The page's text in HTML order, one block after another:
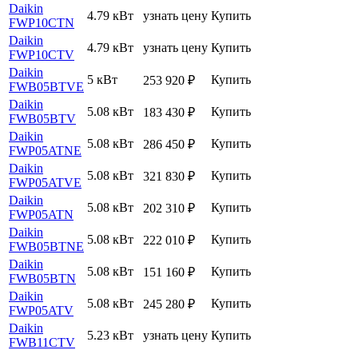
Daikin
FWP10CTN
4.79 кВт узнать цену Купить
Daikin
FWP10CTV
4.79 кВт узнать цену Купить
Daikin
FWB05BTVE
5 кВт 253 920 ₽
Купить
Daikin
FWB05BTV
5.08 кВт 183 430 ₽
Купить
Daikin
FWP05ATNE
5.08 кВт 286 450 ₽
Купить
Daikin
FWP05ATVE
5.08 кВт 321 830 ₽
Купить
Daikin
FWP05ATN
5.08 кВт 202 310 ₽
Купить
Daikin
FWB05BTNE
5.08 кВт 222 010 ₽
Купить
Daikin
FWB05BTN
5.08 кВт 151 160 ₽
Купить
Daikin
FWP05ATV
5.08 кВт 245 280 ₽
Купить
Daikin
FWB11CTV
5.23 кВт узнать цену Купить